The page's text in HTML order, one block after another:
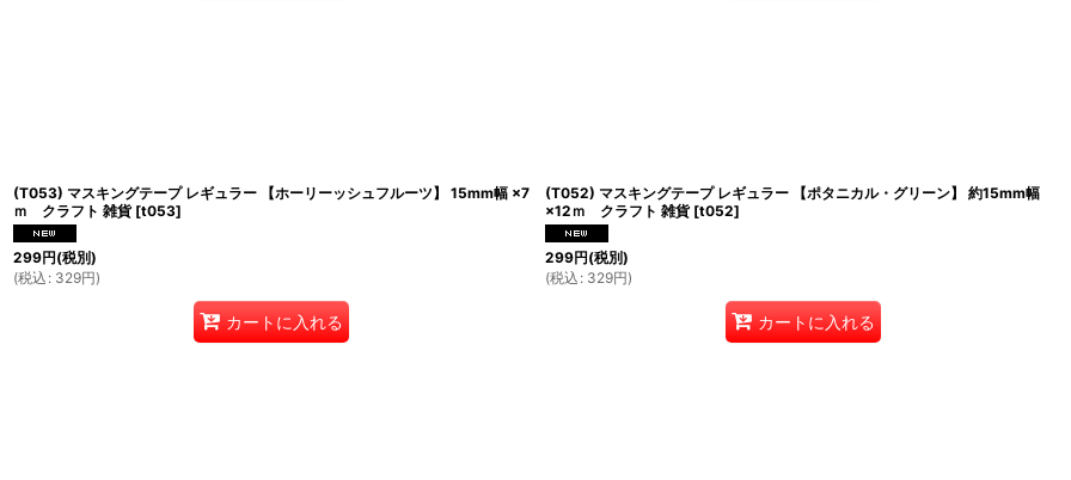
(T053) マスキングテープ レギュラー 【ホーリーッシュフルーツ】 15mm幅 ×7
ｍ クラフト 雑貨 [t053]
299円(税別)
(税込 : 329円)
カートに入れる
(T052) マスキングテープ レギュラー 【ポタニカル・グリーン】 約15mm幅
×12ｍ クラフト 雑貨 [t052]
299円(税別)
(税込 : 329円)
カートに入れる